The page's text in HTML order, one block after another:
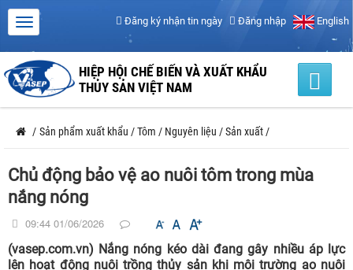
Đăng ký nhận tin ngày Đăng nhập English
HIỆP HỘI CHẾ BIẾN VÀ XUẤT KHẨU
THỦY SẢN VIỆT NAM
/ Sản phẩm xuất khẩu /Tôm / Nguyên liệu /Sản xuất /
Chủ động bảo vệ ao nuôi tôm trong mùa
nắng nóng
09:44 01/06/2026
(vasep.com.vn) Nắng nóng kéo dài đang gây nhiều áp lực
lên hoạt động nuôi trồng thủy sản khi môi trường ao nuôi